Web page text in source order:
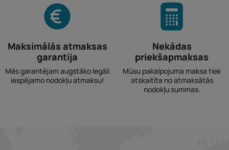
Maksimālās atmaksas
garantija
Mēs garantējam augstāko legāli
iespējamo nodokļu atmaksu!
Nekādas
priekšapmaksas
Mūsu pakalpojuma maksa tiek
atskaitīta no atmaksātās
nodokļu summas.